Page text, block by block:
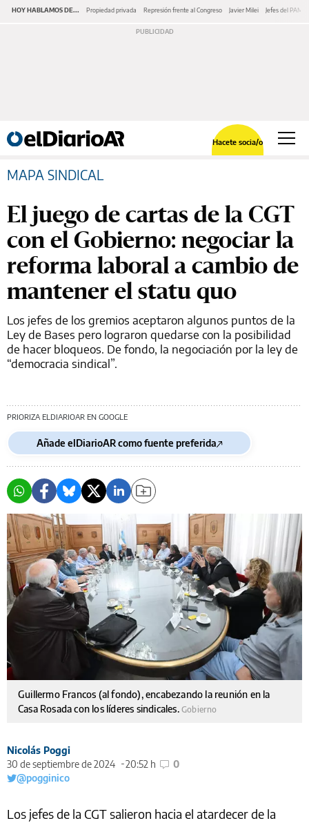
HOY HABLAMOS DE... Propiedad privada Represión frente al Congreso Javier Milei Jefes del PAMI
Hacete socia/o
MAPA SINDICAL
El juego de cartas de la CGT
con el Gobierno: negociar la
reforma laboral a cambio de
mantener el statu quo
Los jefes de los gremios aceptaron algunos puntos de la
Ley de Bases pero lograron quedarse con la posibilidad
de hacer bloqueos. De fondo, la negociación por la ley de
“democracia sindical”.
PRIORIZA ELDIARIOAR EN GOOGLE
Añade elDiarioAR como fuente preferida
Guillermo Francos (al fondo), encabezando la reunión en la
Casa Rosada con los líderes sindicales. Gobierno
Nicolás Poggi
30 de septiembre de 2024
20:52 h
0
@pogginico
Los jefes de la CGT salieron hacia el atardecer de la